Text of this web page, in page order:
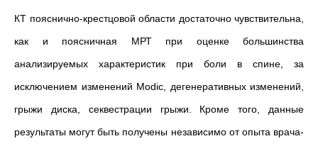
КТ пояснично-крестцовой области достаточно чувствительна,
как и поясничная МРТ при оценке большинства
анализируемых характеристик при боли в спине, за
исключением изменений Modic, дегенеративных изменений,
грыжи диска, секвестрации грыжи. Кроме того, данные
результаты могут быть получены независимо от опыта врача-